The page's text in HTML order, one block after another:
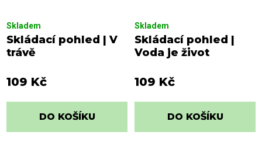
Skládací pohled | V
trávě
Skladem
109 Kč
DO KOŠÍKU
Skládací pohled |
Voda je život
Skladem
109 Kč
DO KOŠÍKU